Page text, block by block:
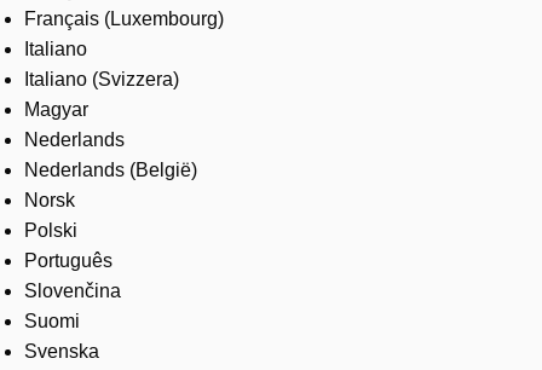
Français (Luxembourg)
Italiano
Italiano (Svizzera)
Magyar
Nederlands
Nederlands (België)
Norsk
Polski
Português
Slovenčina
Suomi
Svenska